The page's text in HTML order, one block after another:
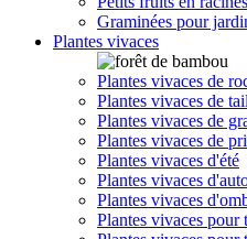
Graminées pour
Plantes vivaces
Plantes vivaces de
Plantes vivaces de
Plantes vivaces de
Plantes vivaces de
Plantes vivaces d'été
Plantes vivaces
Plantes vivaces
Plantes vivaces pour